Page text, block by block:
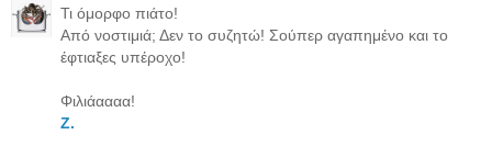
Τι όμορφο πιάτο!
Από νοστιμιά; Δεν το συζητώ! Σούπερ αγαπημένο και το
έφτιαξες υπέροχο!
Φιλιάαααα!
Z.